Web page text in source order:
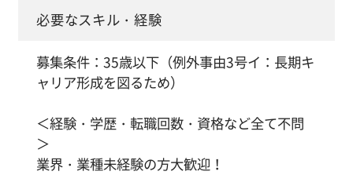
必要なスキル・経験
募集条件：35歳以下（例外事由3号イ：長期キ
ャリア形成を図るため）
＜経験・学歴・転職回数・資格など全て不問
＞
業界・業種未経験の方大歓迎！